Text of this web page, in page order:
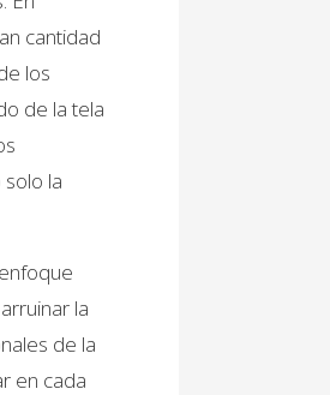
cantidad
los
de la tela
la
la
de la
en cada